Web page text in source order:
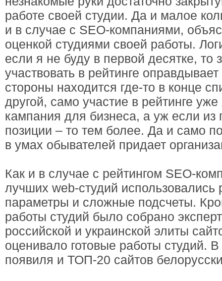
работе своей студии. Да и малое
и в случае с SEO-компаниями,
оценкой студиями своей работы.
если я не буду в первой десятке,
участвовать в рейтинге
стороны находится где-то в конце
другой, само участие в рейтинге
кампания для бизнеса, а уж если из
позиции – то тем более. Да и само
в умах обывателей придает
Как и в случае с рейтингом SEO-
лучших web-студий использовались
параметры и сложные подсчеты.
работы студий было собрано
российской и украинской элиты
оценивало готовые работы студий. В
появиля и ТОП-20 сайтов